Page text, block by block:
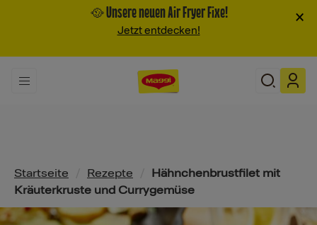
🥘 Unsere neuen Air Fryer Fixe!
Jetzt entdecken!
×
Pfadnavigation
Startseite Rezepte
Hähnchenbrustfilet mit
Kräuterkruste und Currygemüse